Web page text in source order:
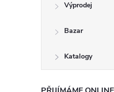
Výprodej
Bazar
Katalogy